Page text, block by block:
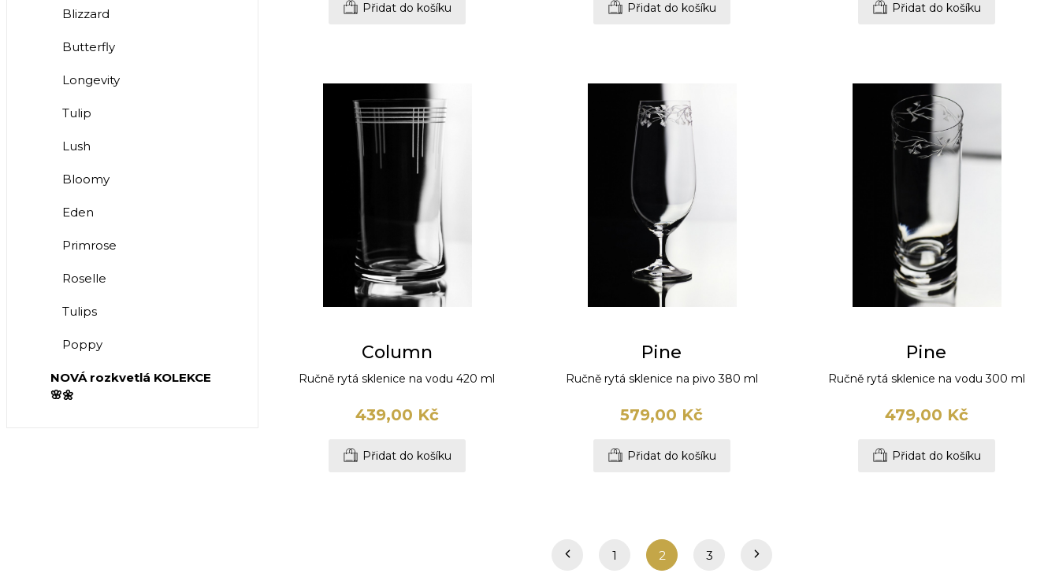
Přidat do košíku Přidat do košíku Přidat do košíku
Column
Ručně rytá sklenice na vodu 420 ml
439,00 Kč
Přidat do košíku
Pine
Ručně rytá sklenice na pivo 380 ml
579,00 Kč
Přidat do košíku
Pine
Ručně rytá sklenice na vodu 300 ml
479,00 Kč
Přidat do košíku
1 2 3
Blizzard
Butterfly
Longevity
Tulip
Lush
Bloomy
Eden
Primrose
Roselle
Tulips
Poppy
NOVÁ rozkvetlá KOLEKCE
🌸🌼